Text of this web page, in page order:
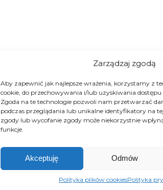
Zarządzaj zgodą
Aby zapewnić jak najlepsze wrażenia, korzystamy z
cookie, do przechowywania i/lub uzyskiwania
Zgoda na te technologie pozwoli nam przetwarzać
podczas przeglądania lub unikalne identyfikatory na
zgody lub wycofanie zgody może niekorzystnie
funkcje.
Akceptuję Odmów
Polityka plików cookiesPolityka
Opinie (0)